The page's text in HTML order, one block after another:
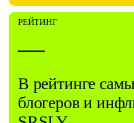
РЕЙТИНГ
—
В рейтинге
блогеров и